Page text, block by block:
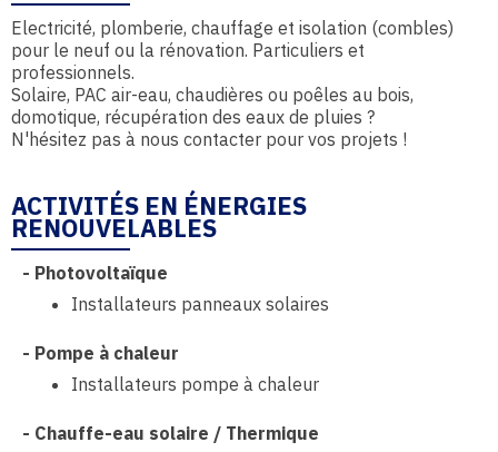
Electricité, plomberie, chauffage et isolation (combles)
pour le neuf ou la rénovation. Particuliers et
professionnels.
Solaire, PAC air-eau, chaudières ou poêles au bois,
domotique, récupération des eaux de pluies ?
N'hésitez pas à nous contacter pour vos projets !
ACTIVITÉS EN ÉNERGIES
RENOUVELABLES
- Photovoltaïque
Installateurs panneaux solaires
- Pompe à chaleur
Installateurs pompe à chaleur
- Chauffe-eau solaire / Thermique